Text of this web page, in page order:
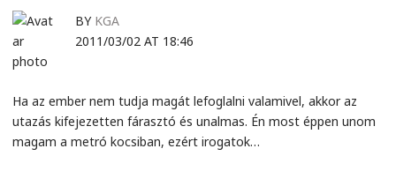
BY KGA
2011/03/02 AT 18:46
Ha az ember nem tudja magát lefoglalni valamivel, akkor az
utazás kifejezetten fárasztó és unalmas. Én most éppen unom
magam a metró kocsiban, ezért irogatok…